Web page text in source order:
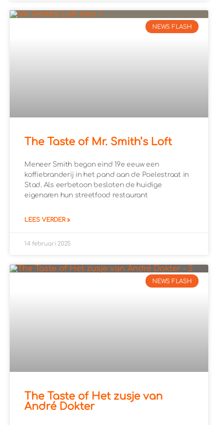
NEWS FLASH
The Taste of Mr. Smith’s Loft
Meneer Smith begon eind 19e eeuw een
koffiebranderij in het pand aan de Poelestraat in
Stad. Als eerbetoon besloten de huidige
eigenaren hun streetfood restaurant
LEES VERDER »
14 februari 2025
NEWS FLASH
The Taste of Het zusje van
André Dokter